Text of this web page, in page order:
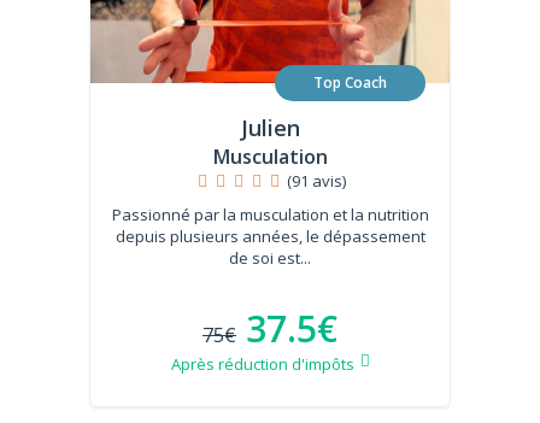
Top Coach
Julien
Musculation
(91 avis)
Passionné par la musculation et la nutrition
depuis plusieurs années, le dépassement
de soi est...
75€ 37.5€
Après réduction d'impôts